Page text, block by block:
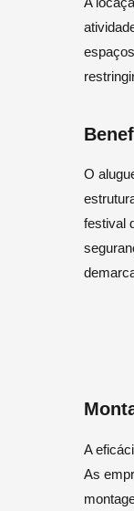
O
festival
A
As